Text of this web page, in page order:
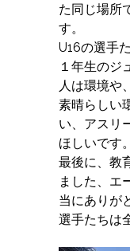
た同じ場所
す。
U16の選手
１年生のジ
人は環境や
素晴らしい
い、アスリ
ほしいです。
最後に、教
ました、エ
当にありが
選手たちは